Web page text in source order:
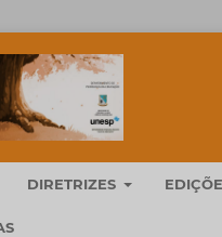
DIRETRIZES